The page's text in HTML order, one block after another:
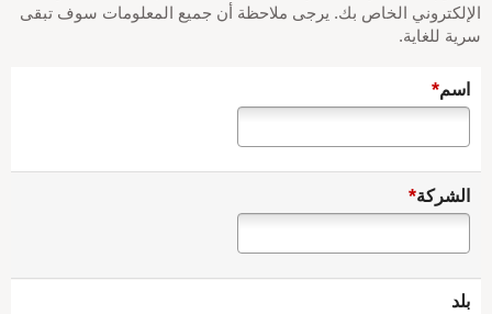
الإلكتروني الخاص بك. يرجى ملاحظة أن جميع المعلومات سوف تبقى
سرية للغاية.
اسم*
الشركة*
بلد